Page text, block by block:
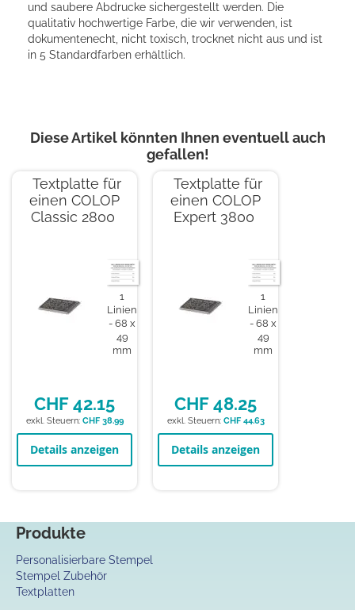
und saubere Abdrucke sichergestellt werden. Die
qualitativ hochwertige Farbe, die wir verwenden, ist
dokumentenecht, nicht toxisch, trocknet nicht aus und ist
in 5 Standardfarben erhältlich.
Diese Artikel könnten Ihnen eventuell auch
gefallen!
Textplatte für
einen COLOP
Classic 2800
1
Linien
68 x
49
mm
CHF 42.15
CHF 38.99
Details anzeigen
Textplatte für
einen COLOP
Expert 3800
1
Linien
68 x
49
mm
CHF 48.25
CHF 44.63
Details anzeigen
Produkte
Personalisierbare Stempel
Stempel Zubehör
Textplatten